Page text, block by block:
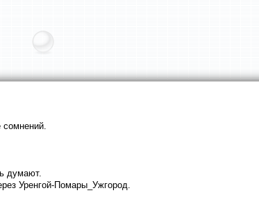
сомнений.
думают.
Уренгой-Помары_Ужгород.